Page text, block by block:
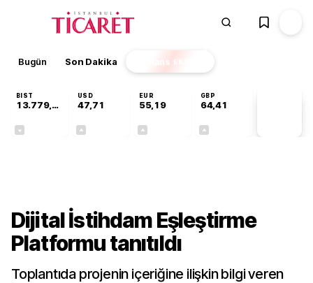
Bugün Son Dakika Finans EKSTRA
BIST
13.779,39
USD
47,71
EUR
55,19
GBP
64,41
Dijital İstihdam Eşleştirme
Platformu tanıtıldı
Toplantıda projenin içeriğine ilişkin bilgi veren